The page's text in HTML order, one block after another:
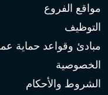
مواقع الفروع
التوظيف
مبادئ وقواعد حماية
الخصوصية
الشروط والأحكام